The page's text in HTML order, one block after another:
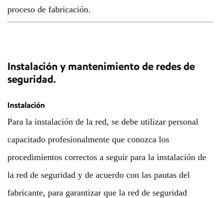
proceso de fabricación.
Instalación y mantenimiento de redes de
seguridad.
Instalación
Para la instalación de la red, se debe utilizar personal
capacitado profesionalmente que conozca los
procedimientos correctos a seguir para la instalación de
la red de seguridad y de acuerdo con las pautas del
fabricante, para garantizar que la red de seguridad